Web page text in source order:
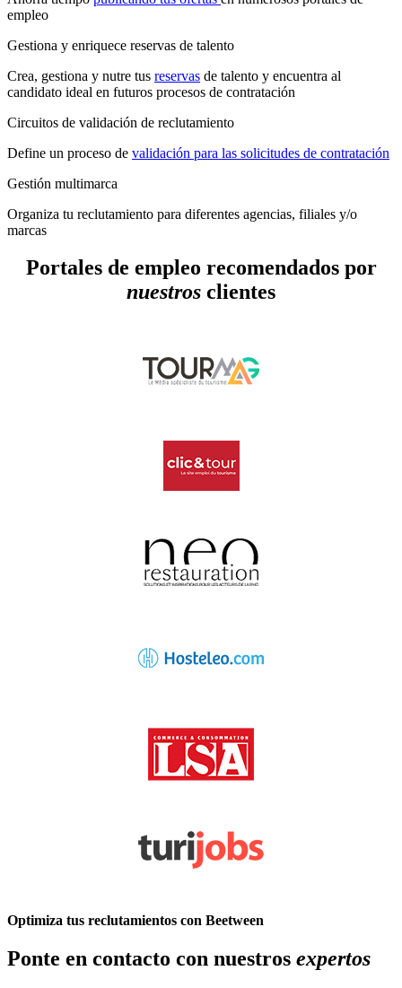
empleo
Gestiona y enriquece reservas de talento
Crea, gestiona y nutre tus reservas de talento y encuentra al
candidato ideal en futuros procesos de contratación
Circuitos de validación de reclutamiento
Define un proceso de validación para las solicitudes de contratación
Gestión multimarca
Organiza tu reclutamiento para diferentes agencias, filiales y/o
marcas
Portales de empleo recomendados por
nuestros clientes
Optimiza tus reclutamientos con Beetween
Ponte en contacto con nuestros expertos